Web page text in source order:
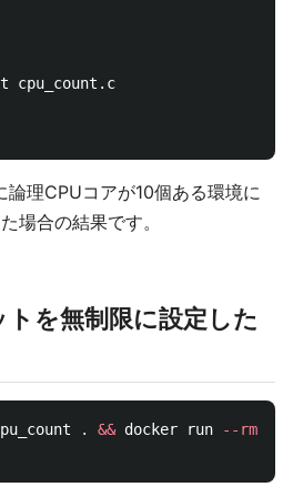
cpu_count.c
論理CPUコアが10個ある環境に
場合の結果です。
を無制限に設定した
. && docker run --rm